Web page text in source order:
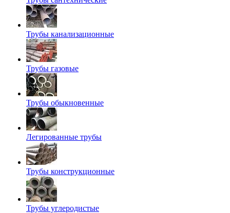
Трубы канализационные
Трубы газовые
Трубы обыкновенные
Легированные трубы
Трубы конструкционные
Трубы углеродистые